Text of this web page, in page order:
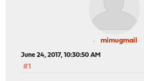
mimugmail
June 24, 2017, 10:30:50 AM
#1